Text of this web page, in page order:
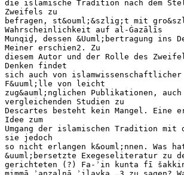
die islamische Tradition nach dem
Zweifels zu
befragen, st&ouml;&szlig;t mit
Wahrscheinlichkeit auf al-Ġazālīs
Munqiḏ, dessen &Uuml;bertragung ins
Meiner erschien2. Zu
diesem Autor und der Rolle des
Denken findet
sich auch von
F&uuml;lle von leicht
zug&auml;nglichen Publikationen, auch
vergleichenden Studien zu
Descartes besteht kein Mangel. Eine
Idee zum
Umgang der islamischen Tradition mit
sie jedoch
so nicht erlangen k&ouml;nnen. Was
&uuml;bersetzte Exegeseliteratur zu dem
gerichteten (?) Fa-ʾin kunta fī